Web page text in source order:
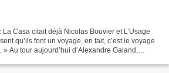
Casa citait déjà Nicolas Bouvier et L’Usage
qu’ils font un voyage, en fait, c’est le voyage
Au tour aujourd’hui d’Alexandre Galand,